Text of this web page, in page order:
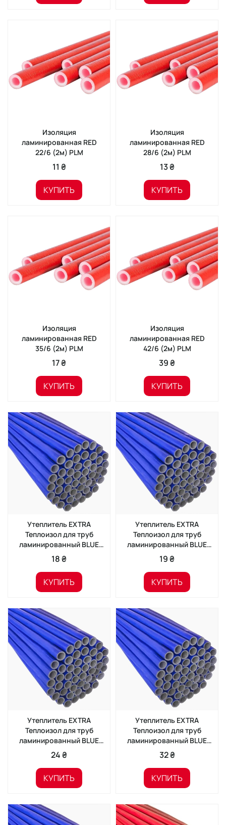
Изоляция
ламинированная RED
22/6 (2м) PLM
11 ₴
КУПИТЬ
Изоляция
ламинированная RED
28/6 (2м) PLM
13 ₴
КУПИТЬ
Изоляция
ламинированная RED
35/6 (2м) PLM
17 ₴
КУПИТЬ
Изоляция
ламинированная RED
42/6 (2м) PLM
39 ₴
КУПИТЬ
Утеплитель EXTRA
Теплоизол для труб
ламинированный BLUE
18/6 (2м)
18 ₴
КУПИТЬ
Утеплитель EXTRA
Теплоизол для труб
ламинированный BLUE
22/6 (2м)
19 ₴
КУПИТЬ
Утеплитель EXTRA
Теплоизол для труб
ламинированный BLUE
28/6 (2м)
24 ₴
КУПИТЬ
Утеплитель EXTRA
Теплоизол для труб
ламинированный BLUE
35/6 (2м)
32 ₴
КУПИТЬ